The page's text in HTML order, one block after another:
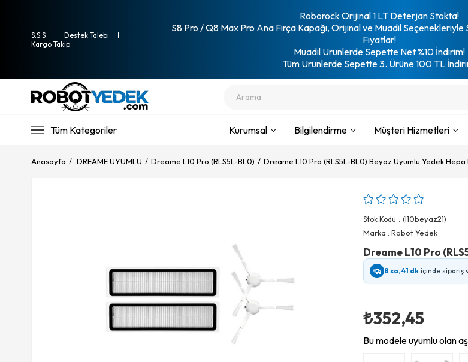
S.S.S
Destek Talebi
Kargo Takip
Roborock Orijinal 1 LT Deterjan Stokta!
S8 Pro / Q8 Max Pro Ana Fırça Kapağı, Orijinal ve Muadil
Fiyatlar!
Muadil Ürünlerde Sepette Net %10 İndirim!
Tüm Ürünlerde Sepette 3. Ürüne 100 TL
Tüm Kategoriler Kurumsal Bilgilendirme Müşteri Hizmetleri
Anasayfa DREAME UYUMLU Dreame L10 Pro (RLS5L-BL0) Dreame L10 Pro (RLS5L-BL0) Beyaz Uyumlu Yedek
Stok Kodu
(l10beyaz21)
Marka : Robot Yedek
Dreame L10 Pro
8 sa, 41 dk içinde sipariş
₺352,45
Bu modele uyumlu olan